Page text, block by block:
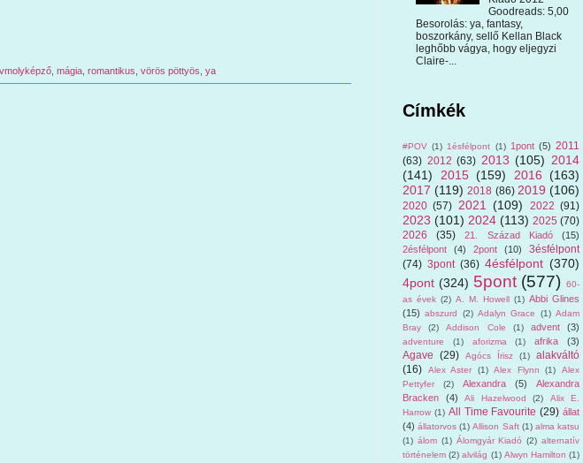
mágia romantikus vörös pöttyös ya
Goodreads: 5,00
Besorolás: ya, fantasy,
boszorkány, sellő Kellan Black
leghőbb vágya, hogy eljegyzi
Claire-...
Címkék
#POV (1) 1ésfélpont (1) 1pont (5) 2011
(63) 2012 (63) 2013 (105) 2014
(141)
2015 (159) 2016
(163)
2017 (119) 2018 (86) 2019 (106)
2020 (57) 2021 (109) 2022 (91)
2023 (101) 2024 (113) 2025 (70)
2026
(35) 21. Század Kiadó
(15)
2ésfélpont
(4) 2pont (10)
3ésfélpont
(74) 3pont (36) 4ésfélpont (370)
4pont (324) 5pont (577) 60-
as évek (2) A. M. Howell (1) Abbi Glines
(15) abszurd (2) Adalyn Grace (1) Adam
Bray
(2) Addison Cole (1) advent (3)
adventure (1) aforizma (1) afrika (3)
Agave (29) Agócs Írisz (1)
alakváltó
(16)
Alex Aster (1) Alex Flynn (1)
Alex
Pettyfer
(2) Alexandra (5)
Alexandra
Bracken
(4) Ali Hazelwood (2)
Alix E.
Harrow (1) All Time Favourite (29) állat
(4) állatorvos (1) Allison Saft (1) alma katsu
(1) álom (1) Álomgyár Kiadó (2) alternatív
történelem (2) alvilág (1) Alwyn Hamilton (1)